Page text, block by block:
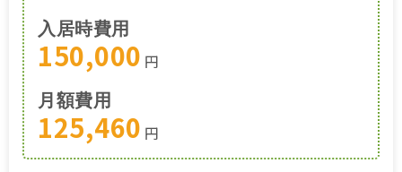
入居時費用
150,000 円
月額費用
125,460 円